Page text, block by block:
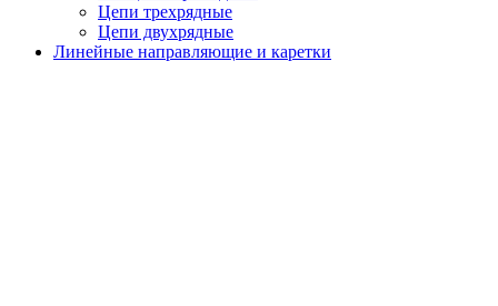
Цепи трехрядные
Цепи двухрядные
Линейные направляющие и каретки